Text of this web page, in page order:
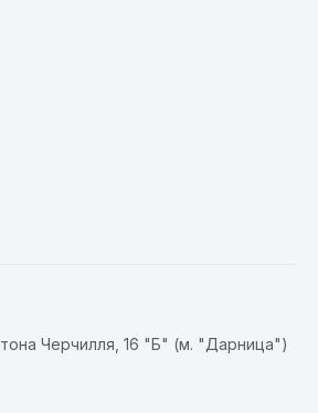
Черчилля, 16 "Б" (м. "Дарница")